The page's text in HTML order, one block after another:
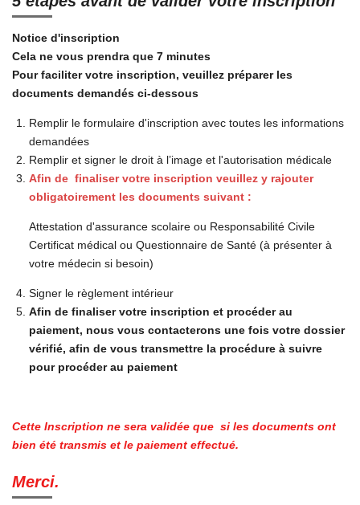
Notice d'inscription
Cela ne vous prendra que 7 minutes
Pour faciliter votre inscription, veuillez préparer les
documents demandés ci-dessous
Remplir le formulaire d'inscription avec toutes les informations
demandées
Remplir et signer le droit à l’image et l'autorisation médicale
Afin de finaliser votre inscription veuillez y rajouter
obligatoirement les documents suivant :
Attestation d'assurance scolaire ou Responsabilité Civile
Certificat médical ou Questionnaire de Santé (à présenter à
votre médecin si besoin)
Signer le règlement intérieur
Afin de finaliser votre inscription et procéder au
paiement, nous vous contacterons une fois votre dossier
vérifié, afin de vous transmettre la procédure à suivre
pour procéder au paiement
Cette Inscription ne sera validée que si les documents ont
bien été transmis et le paiement effectué.
Merci.